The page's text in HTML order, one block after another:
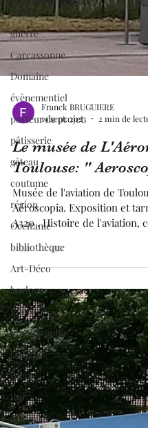
bijoux
guerre
Carcassonne
Domaine
évènementiel
porteur de projet
pâtisserie
gâteau
coutume
région
Occitanie
bibliothèque
Art-Déco
horloge
Photo
Photographie
Galerie
Bière
Roi
Brasserie
Franck BRUGUIERE
19 sept. 2023
2 min de
Le musée de
Toulouse: "
Musée de l'aviation de
Aéroscopia. Exposition et
ATR, Caravelle .